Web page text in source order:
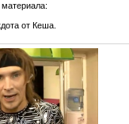
:
от Кеша.